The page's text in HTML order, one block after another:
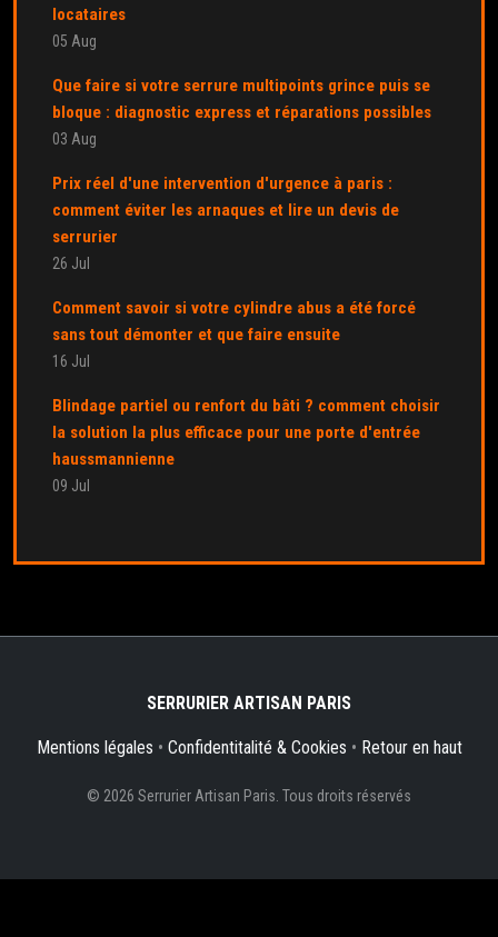
locataires
05 Aug
Que faire si votre serrure multipoints grince puis se
bloque : diagnostic express et réparations possibles
03 Aug
Prix réel d'une intervention d'urgence à paris :
comment éviter les arnaques et lire un devis de
serrurier
26 Jul
Comment savoir si votre cylindre abus a été forcé
sans tout démonter et que faire ensuite
16 Jul
Blindage partiel ou renfort du bâti ? comment choisir
la solution la plus efficace pour une porte d'entrée
haussmannienne
09 Jul
SERRURIER ARTISAN PARIS
Mentions légales • Confidentitalité & Cookies • Retour en haut
© 2026 Serrurier Artisan Paris. Tous droits réservés